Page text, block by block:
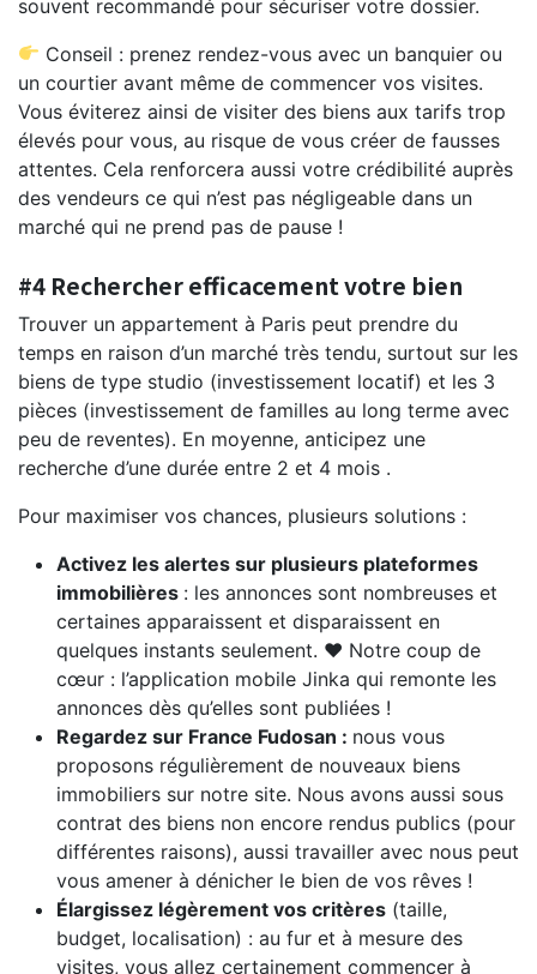
souvent recommandé pour sécuriser votre dossier.
Conseil : prenez rendez-vous avec un banquier ou
un courtier avant même de commencer vos visites.
Vous éviterez ainsi de visiter des biens aux tarifs trop
élevés pour vous, au risque de vous créer de fausses
attentes. Cela renforcera aussi votre crédibilité auprès
des vendeurs ce qui n’est pas négligeable dans un
marché qui ne prend pas de pause !
#4 Rechercher efficacement votre bien
Trouver un appartement à Paris peut prendre du
temps en raison d’un marché très tendu, surtout sur les
biens de type studio (investissement locatif) et les 3
pièces (investissement de familles au long terme avec
peu de reventes). En moyenne, anticipez une
recherche d’une durée entre 2 et 4 mois .
Pour maximiser vos chances, plusieurs solutions :
Activez les alertes sur plusieurs plateformes
immobilières : les annonces sont nombreuses et
certaines apparaissent et disparaissent en
quelques instants seulement. ♥️ Notre coup de
cœur : l’application mobile Jinka qui remonte les
annonces dès qu’elles sont publiées !
Regardez sur France Fudosan : nous vous
proposons régulièrement de nouveaux biens
immobiliers sur notre site. Nous avons aussi sous
contrat des biens non encore rendus publics (pour
différentes raisons), aussi travailler avec nous peut
vous amener à dénicher le bien de vos rêves !
Élargissez légèrement vos critères (taille,
budget, localisation) : au fur et à mesure des
visites, vous allez certainement commencer à